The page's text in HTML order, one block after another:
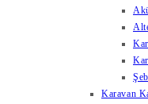
Karavan